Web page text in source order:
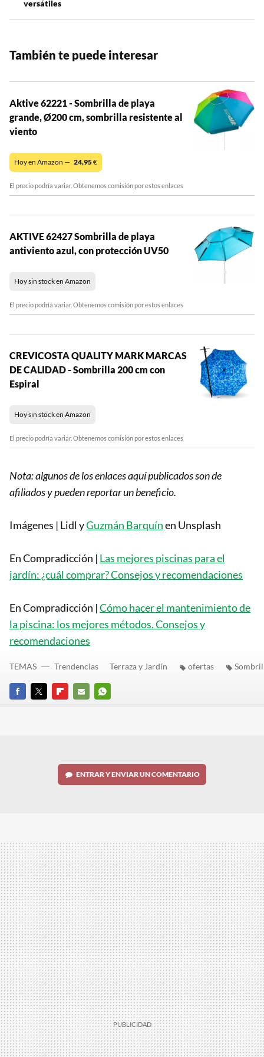
versátiles
También te puede interesar
Aktive 62221 - Sombrilla de playa
grande, Ø200 cm, sombrilla resistente al
viento
Hoy en Amazon — 24,95€
El precio podría variar. Obtenemos comisión por estos enlaces
AKTIVE 62427 Sombrilla de playa
antiviento azul, con protección UV50
Hoy sin stock en Amazon
El precio podría variar. Obtenemos comisión por estos enlaces
CREVICOSTA QUALITY MARK MARCAS
DE CALIDAD - Sombrilla 200 cm con
Espiral
Hoy sin stock en Amazon
El precio podría variar. Obtenemos comisión por estos enlaces
Nota: algunos de los enlaces aquí publicados son de
afiliados y pueden reportar un beneficio.
Imágenes | Lidl yGuzmán Barquínen Unsplash
En Compradicción | Las mejores piscinas para el
jardín: ¿cuál comprar? Consejos y recomendaciones
En Compradicción |Cómo hacer el mantenimiento de
la piscina: los mejores métodos. Consejos y
recomendaciones
FACEBOOK
TWITTERFLIPBOARD
E-
WHATSAPP
TEMAS Trendencias Terraza y Jardín ofertas
ENTRAR Y ENVIAR UN COMENTARIO